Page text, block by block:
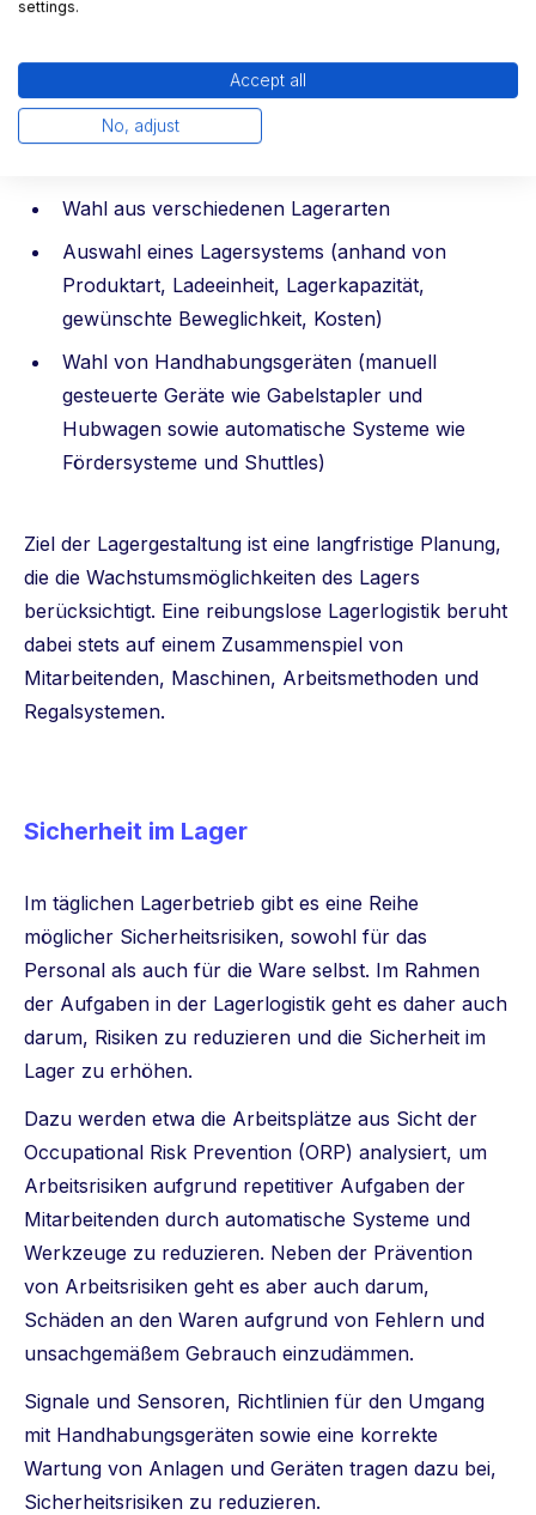
Zusammensetzung des Teams
Art der eingesetzten Software, Grad der
Wahl aus verschiedenen Lagerarten
Auswahl eines Lagersystems (anhand von
Produktart, Ladeeinheit, Lagerkapazität,
gewünschte Beweglichkeit, Kosten)
Wahl von Handhabungsgeräten (manuell
gesteuerte Geräte wie Gabelstapler und
Hubwagen sowie automatische Systeme wie
Fördersysteme und Shuttles)
Ziel der Lagergestaltung ist eine langfristige Planung,
die die Wachstumsmöglichkeiten des Lagers
berücksichtigt. Eine reibungslose Lagerlogistik beruht
dabei stets auf einem Zusammenspiel von
Mitarbeitenden, Maschinen, Arbeitsmethoden und
Regalsystemen.
Sicherheit im Lager
Im täglichen Lagerbetrieb gibt es eine Reihe
möglicher Sicherheitsrisiken, sowohl für das
Personal als auch für die Ware selbst. Im Rahmen
der Aufgaben in der Lagerlogistik geht es daher auch
darum, Risiken zu reduzieren und die Sicherheit im
Lager zu erhöhen.
Dazu werden etwa die Arbeitsplätze aus Sicht der
Occupational Risk Prevention (ORP) analysiert, um
Arbeitsrisiken aufgrund repetitiver Aufgaben der
Mitarbeitenden durch automatische Systeme und
Werkzeuge zu reduzieren. Neben der Prävention
von Arbeitsrisiken geht es aber auch darum,
Schäden an den Waren aufgrund von Fehlern und
unsachgemäßem Gebrauch einzudämmen.
Signale und Sensoren, Richtlinien für den Umgang
mit Handhabungsgeräten sowie eine korrekte
Wartung von Anlagen und Geräten tragen dazu bei,
Sicherheitsrisiken zu reduzieren.
settings.
Accept all
No, adjust